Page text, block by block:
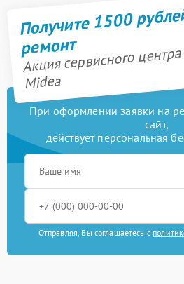
Получите 1500
ремонт
Акция сервисного центра
Midea
При оформлении заявки на
сайт,
действует персональная
Отправляя, Вы соглашаетесь с